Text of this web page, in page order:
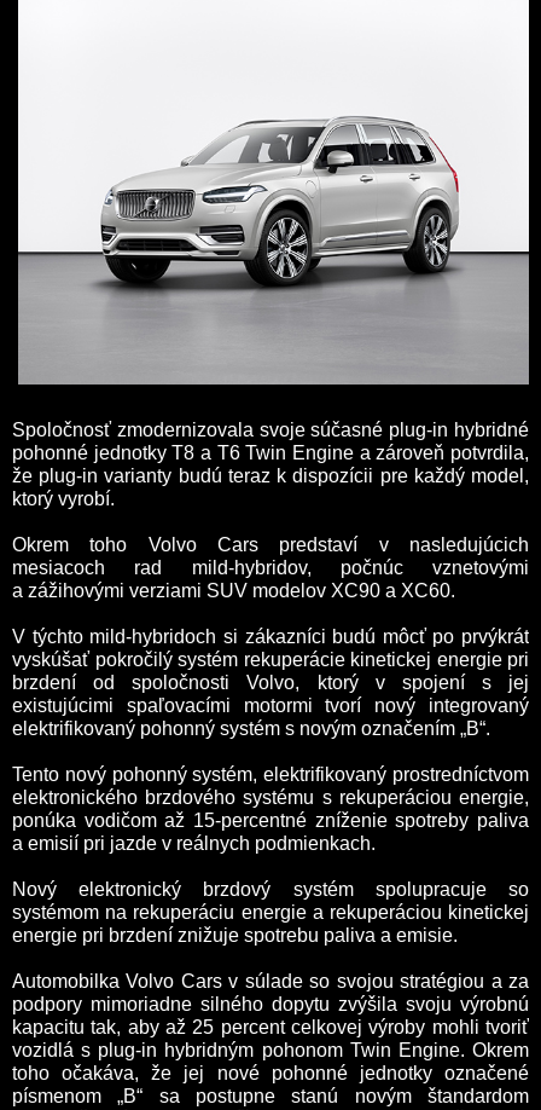
Spoločnosť zmodernizovala svoje súčasné plug-in hybridné
pohonné jednotky T8 a T6 Twin Engine a zároveň potvrdila,
že plug-in varianty budú teraz k dispozícii pre každý model,
ktorý vyrobí.
Okrem toho Volvo Cars predstaví v nasledujúcich
mesiacoch rad mild-hybridov, počnúc vznetovými
a zážihovými verziami SUV modelov XC90 a XC60.
V týchto mild-hybridoch si zákazníci budú môcť po prvýkrát
vyskúšať pokročilý systém rekuperácie kinetickej energie pri
brzdení od spoločnosti Volvo, ktorý v spojení s jej
existujúcimi spaľovacími motormi tvorí nový integrovaný
elektrifikovaný pohonný systém s novým označením „B“.
Tento nový pohonný systém, elektrifikovaný prostredníctvom
elektronického brzdového systému s rekuperáciou energie,
ponúka vodičom až 15-percentné zníženie spotreby paliva
a emisií pri jazde v reálnych podmienkach.
Nový elektronický brzdový systém spolupracuje so
systémom na rekuperáciu energie a rekuperáciou kinetickej
energie pri brzdení znižuje spotrebu paliva a emisie.
Automobilka Volvo Cars v súlade so svojou stratégiou a za
podpory mimoriadne silného dopytu zvýšila svoju výrobnú
kapacitu tak, aby až 25 percent celkovej výroby mohli tvoriť
vozidlá s plug-in hybridným pohonom Twin Engine. Okrem
toho očakáva, že jej nové pohonné jednotky označené
písmenom „B“ sa postupne stanú novým štandardom